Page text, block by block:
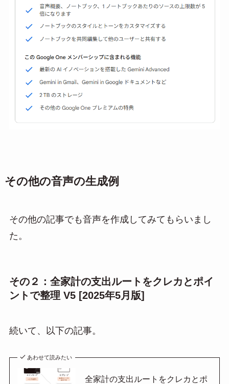
その他の音声の生成例
その他の記事でも音声を作成してみてもらいまし
た。
その２：全家計の支出ルートをクレカとポイ
ントで整理 V5 [2025年5月版]
続いて、以下の記事。
あわせて読みたい
全家計の支出ルートをクレカとポ